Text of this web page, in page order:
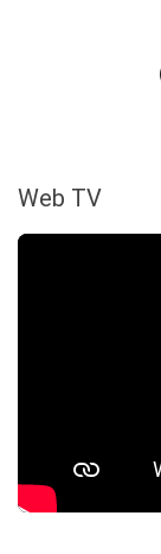
Web TV